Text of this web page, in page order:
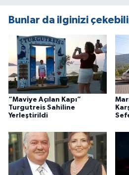
Bunlar da ilginizi
“Maviye Açılan Kapı”
Turgutreis Sahiline
Yerleştirildi